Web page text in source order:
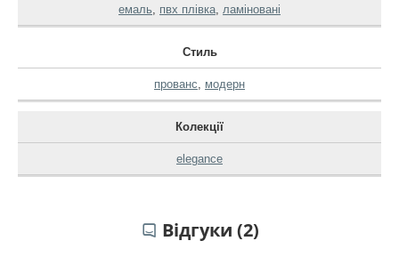
емаль, пвх плівка, ламіновані
Стиль
прованс, модерн
Колекції
elegance
Відгуки (2)